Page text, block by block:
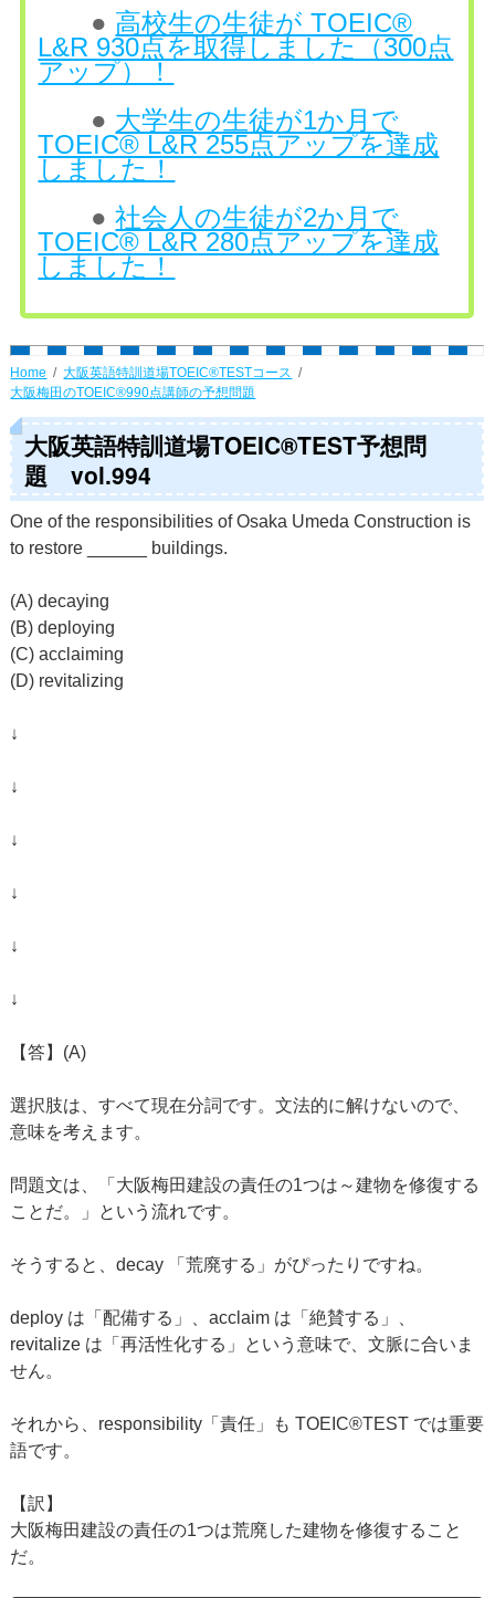
● 高校生の生徒が TOEIC®
L&R 930点を取得しました（300点
アップ）！
● 大学生の生徒が1か月で
TOEIC® L&R 255点アップを達成
しました！
●社会人の生徒が2か月で
TOEIC® L&R 280点アップを達成
しました！
Home
大阪英語特訓道場TOEIC®TESTコース
大阪梅田のTOEIC®990点講師の予想問題
大阪英語特訓道場TOEIC®TEST予想問
題 vol.994
One of the responsibilities of Osaka Umeda Construction is
to restore ______ buildings.
(A) decaying
(B) deploying
(C) acclaiming
(D) revitalizing
↓
↓
↓
↓
↓
↓
【答】(A)
選択肢は、すべて現在分詞です。文法的に解けないので、
意味を考えます。
問題文は、「大阪梅田建設の責任の1つは～建物を修復する
ことだ。」という流れです。
そうすると、decay 「荒廃する」がぴったりですね。
deploy は「配備する」、acclaim は「絶賛する」、
revitalize は「再活性化する」という意味で、文脈に合いま
せん。
それから、responsibility「責任」も TOEIC®TEST では重要
語です。
【訳】
大阪梅田建設の責任の1つは荒廃した建物を修復すること
だ。